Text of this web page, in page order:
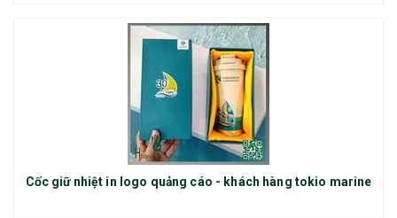
Cốc giữ nhiệt in logo quảng cáo - khách hàng tokio marine